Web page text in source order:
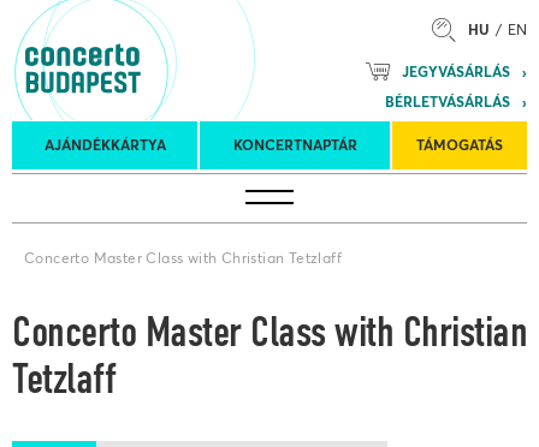
HU EN
JEGYVÁSÁRLÁS
BÉRLETVÁSÁRLÁS
AJÁNDÉKKÁRTYA KONCERTNAPTÁR TÁMOGATÁS
Koncertnaptár
turnék
Kulturális
Program
Felkéréses
koncertek
Concerto Master Class with Christian Tetzlaff
Concerto Master Class with Christian
Tetzlaff